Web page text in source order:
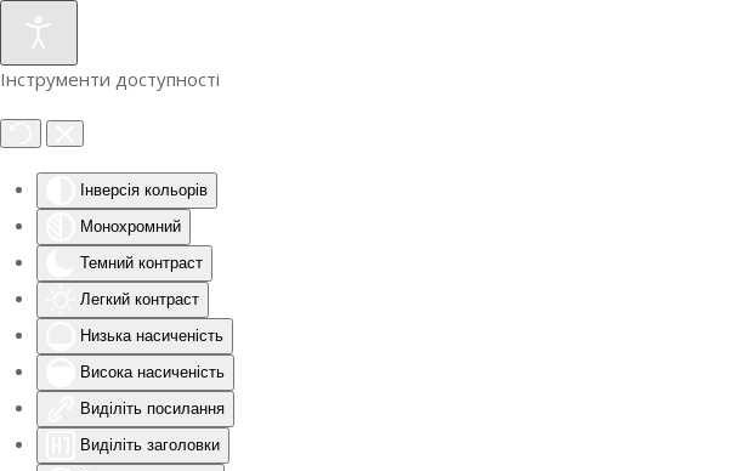
Інструменти доступності
Інверсія кольорів
Монохромний
Темний контраст
Легкий контраст
Низька насиченість
Висока насиченість
Виділіть посилання
Виділіть заголовки